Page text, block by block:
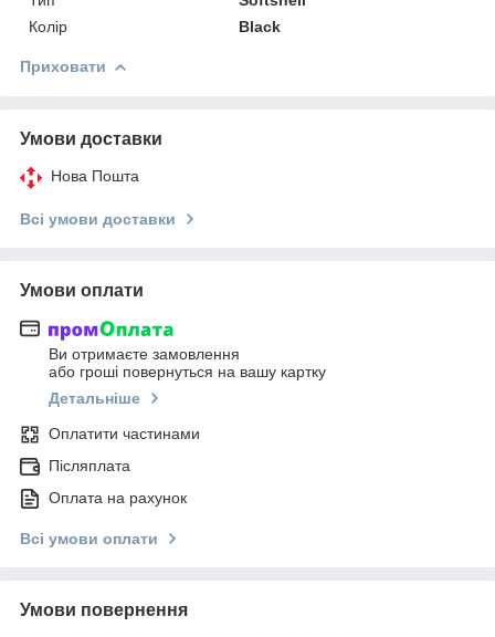
Колір
Black
Приховати
Умови доставки
Нова Пошта
Всі умови доставки
Умови оплати
Ви отримаєте замовлення
або гроші повернуться на вашу картку
Детальніше
Оплатити частинами
Післяплата
Оплата на рахунок
Всі умови оплати
Умови повернення